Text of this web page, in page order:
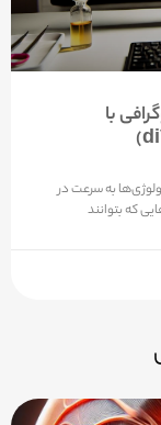
با
به سرعت در
که بتوانند